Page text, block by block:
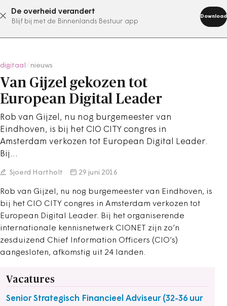
De overheid verandert
Blijf bij met de Binnenlands Bestuur app
Download
abonneer nu
digitaal nieuws
Van Gijzel gekozen tot
European Digital Leader
Rob van Gijzel, nu nog burgemeester van
Eindhoven, is bij het CIO CITY congres in
Amsterdam verkozen tot European Digital Leader.
Bij…
Sjoerd Hartholt 29 juni 2016
Rob van Gijzel, nu nog burgemeester van Eindhoven, is
bij het CIO CITY congres in Amsterdam verkozen tot
European Digital Leader. Bij het organiserende
internationale kennisnetwerk CIONET zijn zo’n
zesduizend Chief Information Officers (CIO’s)
aangesloten, afkomstig uit 24 landen.
Vacatures
Senior Strategisch Financieel Adviseur (32-36 uur